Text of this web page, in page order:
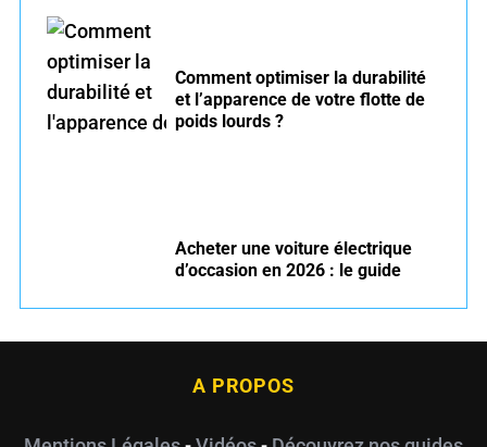
Comment optimiser la durabilité
et l’apparence de votre flotte de
poids lourds ?
Acheter une voiture électrique
d’occasion en 2026 : le guide
A PROPOS